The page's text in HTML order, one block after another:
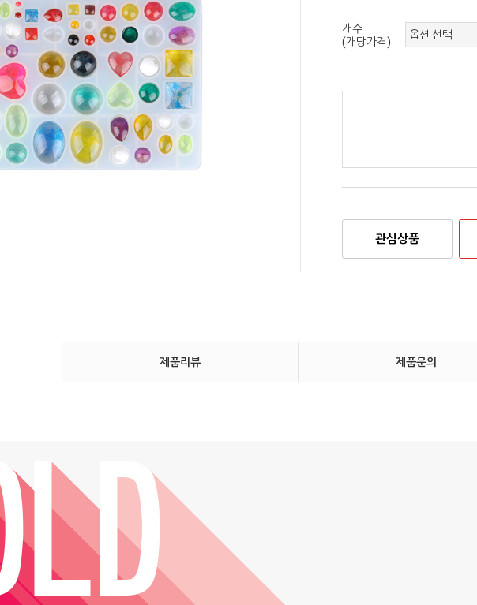
개수
(개당가격)
관심상품
제품리뷰 제품문의